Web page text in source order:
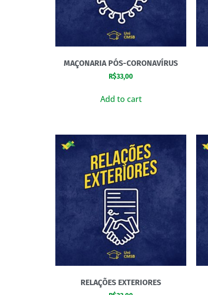
MAÇONARIA PÓS-CORONAVÍRUS
R$33,00
Add to cart
RELAÇÕES EXTERIORES